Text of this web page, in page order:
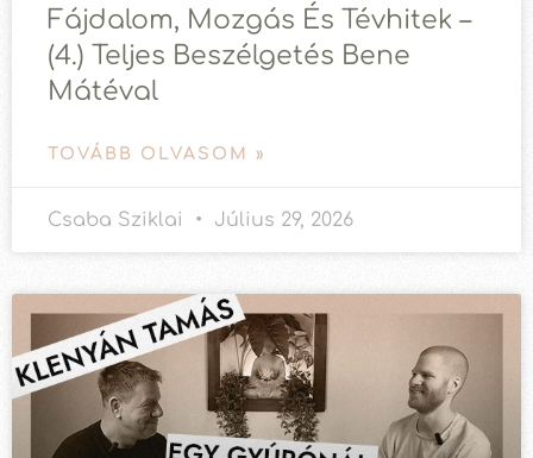
Fájdalom, Mozgás És Tévhitek –
(4.) Teljes Beszélgetés Bene
Mátéval
TOVÁBB OLVASOM »
Csaba Sziklai Július 29, 2026